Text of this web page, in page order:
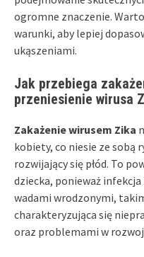
ogromne znaczenie.
warunki, aby lepiej
ukąszeniami.
Jak przebiega
przeniesienie wirusa
Zakażenie wirusem Zika
kobiety, co niesie ze sobą
rozwijający się płód. To
dziecka, ponieważ
wadami wrodzonymi,
charakteryzująca się
oraz problemami w